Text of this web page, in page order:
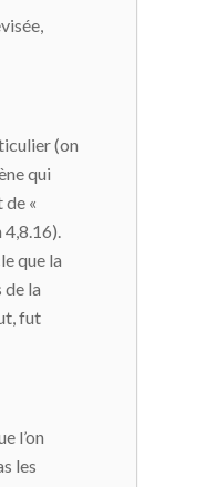
(on
qui
«
4,8.16).
que la
de la
fut
l’on
les